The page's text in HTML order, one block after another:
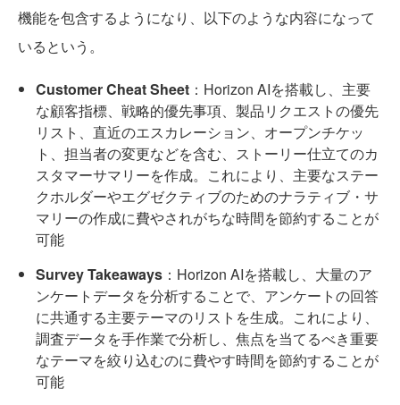
機能を包含するようになり、以下のような内容になって
いるという。
Customer Cheat Sheet ：Horizon AIを搭載し、主要
な顧客指標、戦略的優先事項、製品リクエストの優先
リスト、直近のエスカレーション、オープンチケッ
ト、担当者の変更などを含む、ストーリー仕立てのカ
スタマーサマリーを作成。これにより、主要なステー
クホルダーやエグゼクティブのためのナラティブ・サ
マリーの作成に費やされがちな時間を節約することが
可能
Survey Takeaways ：Horizon AIを搭載し、大量のア
ンケートデータを分析することで、アンケートの回答
に共通する主要テーマのリストを生成。これにより、
調査データを手作業で分析し、焦点を当てるべき重要
なテーマを絞り込むのに費やす時間を節約することが
可能